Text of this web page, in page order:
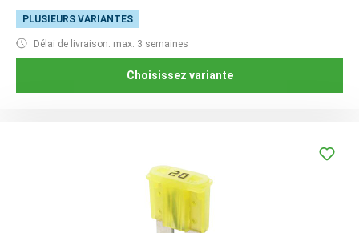
PLUSIEURS VARIANTES
Délai de livraison: max. 3 semaines
Choisissez variante